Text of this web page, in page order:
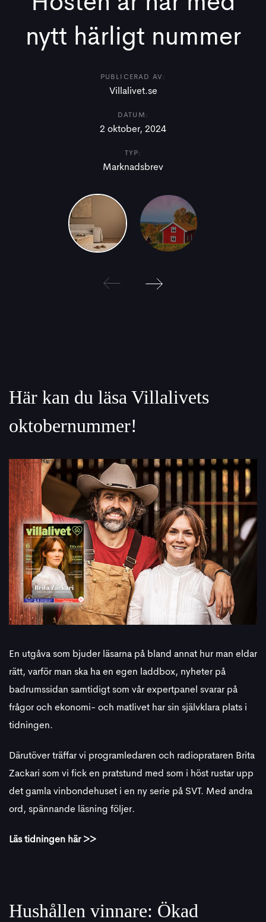
nytt härligt nummer
PUBLICERAD AV:
Villalivet.se
DATUM:
2 oktober, 2024
TYP:
Marknadsbrev
Här kan du läsa Villalivets
oktobernummer!
En utgåva som bjuder läsarna på bland annat hur man eldar
rätt, varför man ska ha en egen laddbox, nyheter på
badrumssidan samtidigt som vår expertpanel svarar på
frågor och ekonomi- och matlivet har sin självklara plats i
tidningen.
Därutöver träffar vi programledaren och radioprataren Brita
Zackari som vi fick en pratstund med som i höst rustar upp
det gamla vinbondehuset i en ny serie på SVT. Med andra
ord, spännande läsning följer.
Läs tidningen här >>
Hushållen vinnare: Ökad
navigation